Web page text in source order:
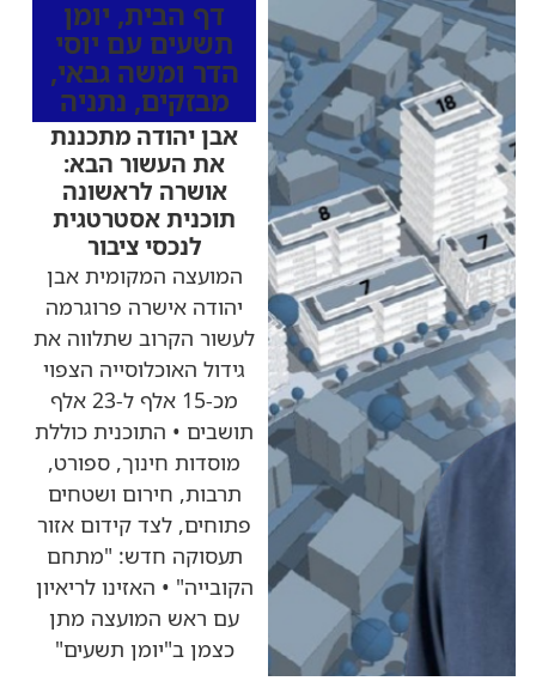
דף הבית, יומן
תשעים עם יוסי
הדר ומשה גבאי,
מבזקים, נתניה
אבן יהודה מתכננת
את העשור הבא:
אושרה לראשונה
תוכנית אסטרטגית
לנכסי ציבור
המועצה המקומית אבן
יהודה אישרה פרוגרמה
לעשור הקרוב שתלווה את
גידול האוכלוסייה הצפוי
מכ-15 אלף ל-23 אלף
תושבים • התוכנית כוללת
מוסדות חינוך, ספורט,
תרבות, חירום ושטחים
פתוחים, לצד קידום אזור
תעסוקה חדש: "מתחם
הקובייה" • האזינו לריאיון
עם ראש המועצה מתן
כצמן ב"יומן תשעים"